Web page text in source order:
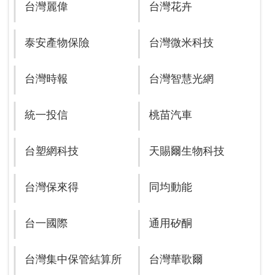
台灣麗偉 台灣花卉
泰安產物保險 台灣微米科技
台灣時報 台灣智慧光網
統一投信 桃苗汽車
台塑網科技 天賜爾生物科技
台灣保來得 同均動能
台一國際 通用矽酮
台灣集中保管結算所 台灣華歌爾